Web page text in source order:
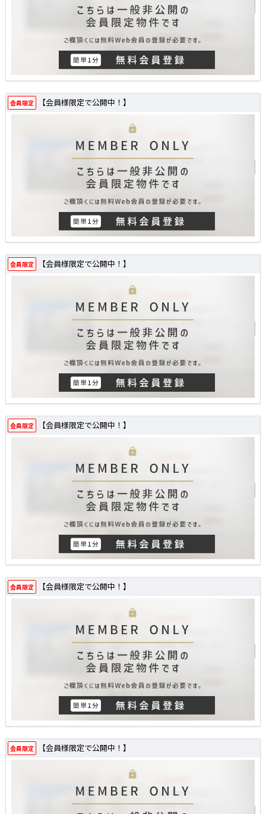
会員限定 【会員様限定で公開中！】
会員限定 【会員様限定で公開中！】
会員限定 【会員様限定で公開中！】
会員限定 【会員様限定で公開中！】
会員限定 【会員様限定で公開中！】